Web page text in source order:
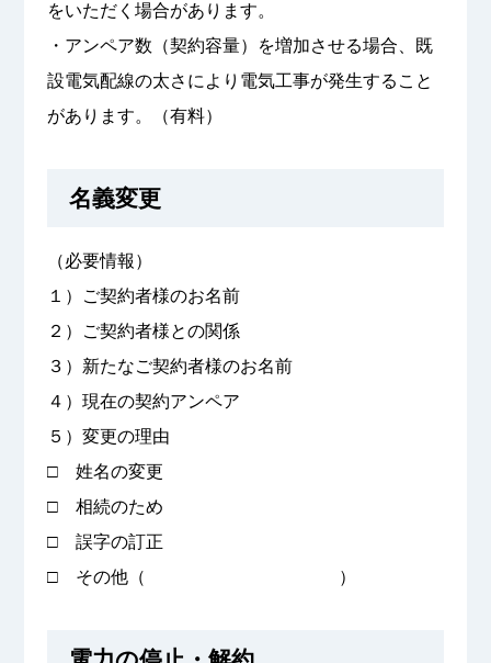
をいただく場合があります。
・アンペア数（契約容量）を増加させる場合、既
設電気配線の太さにより電気工事が発生すること
があります。（有料）
名義変更
（必要情報）
１）ご契約者様のお名前
２）ご契約者様との関係
３）新たなご契約者様のお名前
４）現在の契約アンペア
５）変更の理由
□ 姓名の変更
□ 相続のため
□ 誤字の訂正
□ その他（ ）